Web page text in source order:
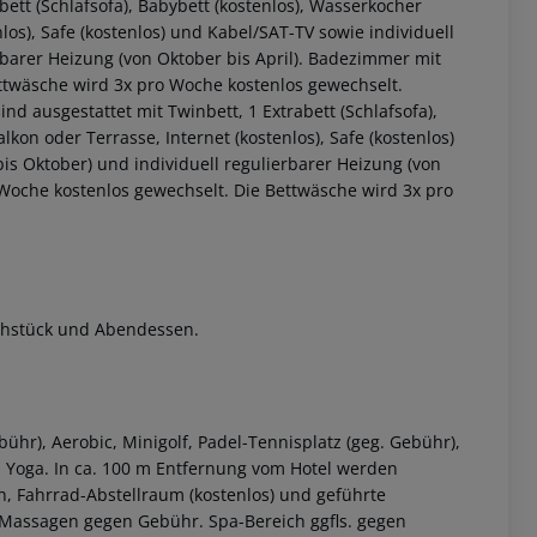
(Schlafsofa), Babybett (kostenlos), Wasserkocher
Safe (kostenlos) und Kabel/SAT-TV sowie individuell
Heizung (von Oktober bis April). Badezimmer mit
wird 3x pro Woche kostenlos gewechselt.
ausgestattet mit Twinbett, 1 Extrabett (Schlafsofa),
oder Terrasse, Internet (kostenlos), Safe (kostenlos)
Oktober) und individuell regulierbarer Heizung (von
kostenlos gewechselt. Die Bettwäsche wird 3x pro
und Abendessen.
Aerobic, Minigolf, Padel-Tennisplatz (geg. Gebühr),
In ca. 100 m Entfernung vom Hotel werden
Fahrrad-Abstellraum (kostenlos) und geführte
gegen Gebühr. Spa-Bereich ggfls. gegen